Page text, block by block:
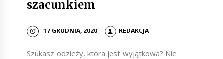
szacunkiem
17 GRUDNIA, 2020 REDAKCJA
Szukasz odzieży, która jest wyjątkowa? Nie